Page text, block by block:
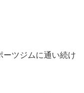
ーツジムに通い続け